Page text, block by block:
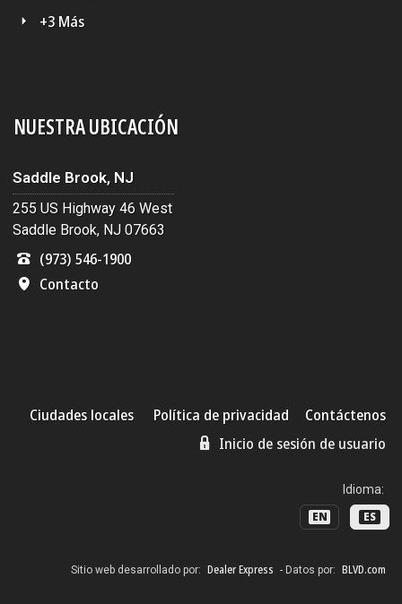
+3 Más
NUESTRA UBICACIÓN
Saddle Brook, NJ
255 US Highway 46 West
Saddle Brook, NJ 07663
(973) 546-1900
Contacto
Ciudades locales Política de privacidad
Contáctenos
Inicio de sesión de usuario
Idioma:
EN ES
Sitio web desarrollado por: Dealer Express - Datos por: BLVD.com